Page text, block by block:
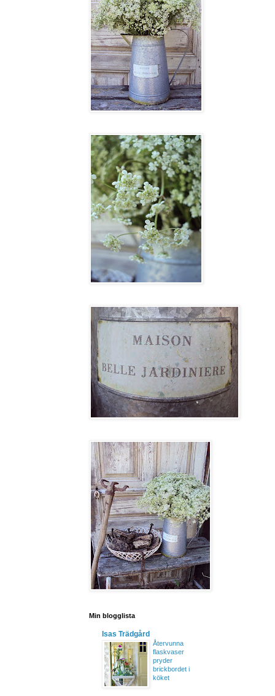
Min blogglista
Isas Trädgård
Återvunna
flaskvaser
pryder
brickbordet i
köket